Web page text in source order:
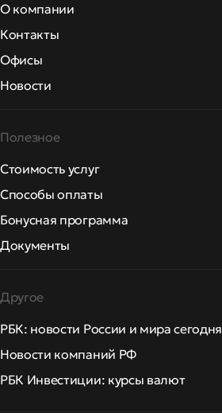
О компании
Контакты
Офисы
Новости
Полезное
Стоимость услуг
Способы оплаты
Бонусная программа
Документы
Другое
РБК: новости России и мира сегодня
Новости компаний РФ
РБК Инвестиции: курсы валют